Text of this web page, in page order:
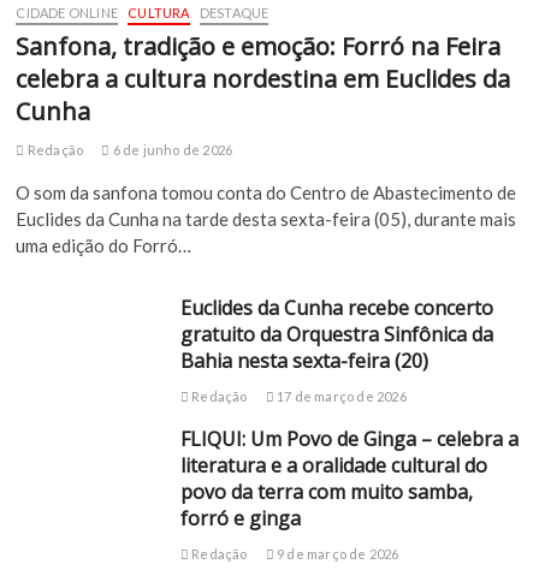
CIDADE ONLINE CULTURA DESTAQUE
Sanfona, tradição e emoção: Forró na Feira
celebra a cultura nordestina em Euclides da
Cunha
Redação 6 de junho de 2026
O som da sanfona tomou conta do Centro de Abastecimento de
Euclides da Cunha na tarde desta sexta-feira (05), durante mais
uma edição do Forró…
Euclides da Cunha recebe concerto
gratuito da Orquestra Sinfônica da
Bahia nesta sexta-feira (20)
Redação 17 de março de 2026
FLIQUI: Um Povo de Ginga – celebra a
literatura e a oralidade cultural do
povo da terra com muito samba,
forró e ginga
Redação 9 de março de 2026